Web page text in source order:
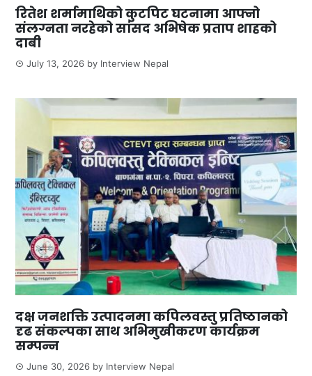
रितेश शर्मामाथिको कुटपिट घटनामा आफ्नो
संलग्नता नरहेको सांसद अभिषेक प्रताप शाहको
दाबी
July 13, 2026 by Interview Nepal
दक्ष जनशक्ति उत्पादनमा कपिलवस्तु प्रतिष्ठानको
दृढ संकल्पका साथ अभिमुखीकरण कार्यक्रम
सम्पन्न
June 30, 2026 by Interview Nepal